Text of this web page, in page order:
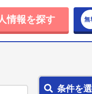
情報を探す
条件を